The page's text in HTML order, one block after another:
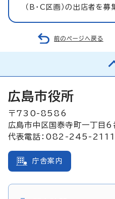
（B・C区画）の出店者を募
前のページへ戻る
広島市役所
〒730-8586
広島市中区国泰寺町一丁目
代表電話：082-245-2111
庁舎案内